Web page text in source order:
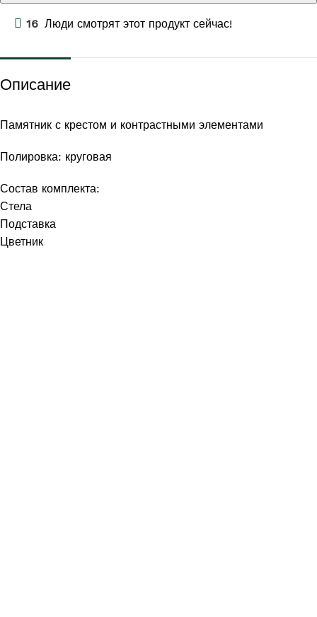
16 Люди смотрят этот продукт сейчас!
Описание
Памятник с крестом и контрастными элементами
Полировка: круговая
Состав комплекта:
Стела
Подставка
Цветник